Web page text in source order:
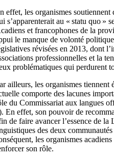
effet, les organismes
s’apparenterait au « statu quo »
et francophones de la
le manque de volonté
révisées en 2013, dont
professionnelles et la
problématiques qui perdurent
ailleurs, les organismes
comporte des lacunes
du Commissariat aux langues
En effet, son pouvoir de
de faire avancer l’essence de
des deux
les organismes
son rôle.